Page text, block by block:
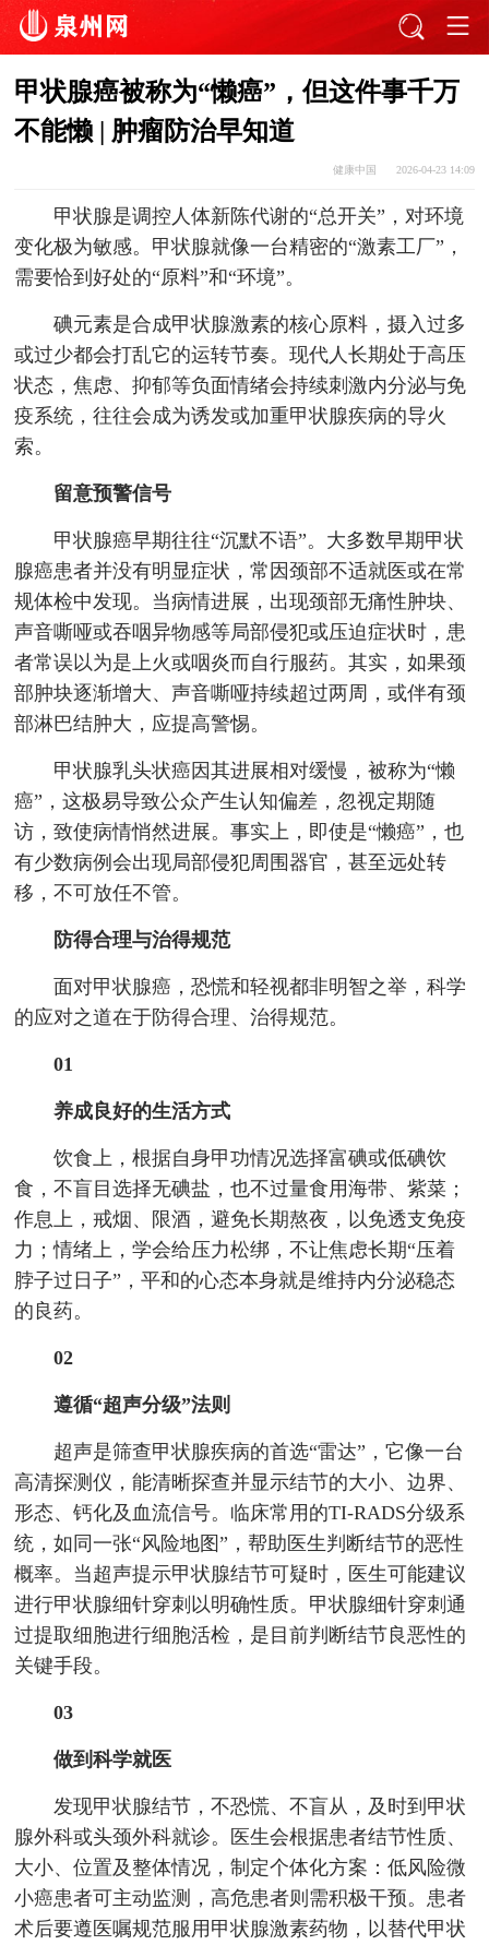
甲状腺癌被称为“懒癌”，但这件事千万
不能懒 | 肿瘤防治早知道
健康中国 2026-04-23 14:09
甲状腺是调控人体新陈代谢的“总开关”，对环境
变化极为敏感。甲状腺就像一台精密的“激素工厂”，
需要恰到好处的“原料”和“环境”。
碘元素是合成甲状腺激素的核心原料，摄入过多
或过少都会打乱它的运转节奏。现代人长期处于高压
状态，焦虑、抑郁等负面情绪会持续刺激内分泌与免
疫系统，往往会成为诱发或加重甲状腺疾病的导火
索。
留意预警信号
甲状腺癌早期往往“沉默不语”。大多数早期甲状
腺癌患者并没有明显症状，常因颈部不适就医或在常
规体检中发现。当病情进展，出现颈部无痛性肿块、
声音嘶哑或吞咽异物感等局部侵犯或压迫症状时，患
者常误以为是上火或咽炎而自行服药。其实，如果颈
部肿块逐渐增大、声音嘶哑持续超过两周，或伴有颈
部淋巴结肿大，应提高警惕。
甲状腺乳头状癌因其进展相对缓慢，被称为“懒
癌”，这极易导致公众产生认知偏差，忽视定期随
访，致使病情悄然进展。事实上，即使是“懒癌”，也
有少数病例会出现局部侵犯周围器官，甚至远处转
移，不可放任不管。
防得合理与治得规范
面对甲状腺癌，恐慌和轻视都非明智之举，科学
的应对之道在于防得合理、治得规范。
01
养成良好的生活方式
饮食上，根据自身甲功情况选择富碘或低碘饮
食，不盲目选择无碘盐，也不过量食用海带、紫菜；
作息上，戒烟、限酒，避免长期熬夜，以免透支免疫
力；情绪上，学会给压力松绑，不让焦虑长期“压着
脖子过日子”，平和的心态本身就是维持内分泌稳态
的良药。
02
遵循“超声分级”法则
超声是筛查甲状腺疾病的首选“雷达”，它像一台
高清探测仪，能清晰探查并显示结节的大小、边界、
形态、钙化及血流信号。临床常用的TI-RADS分级系
统，如同一张“风险地图”，帮助医生判断结节的恶性
概率。当超声提示甲状腺结节可疑时，医生可能建议
进行甲状腺细针穿刺以明确性质。甲状腺细针穿刺通
过提取细胞进行细胞活检，是目前判断结节良恶性的
关键手段。
03
做到科学就医
发现甲状腺结节，不恐慌、不盲从，及时到甲状
腺外科或头颈外科就诊。医生会根据患者结节性质、
大小、位置及整体情况，制定个体化方案：低风险微
小癌患者可主动监测，高危患者则需积极干预。患者
术后要遵医嘱规范服用甲状腺激素药物，以替代甲状